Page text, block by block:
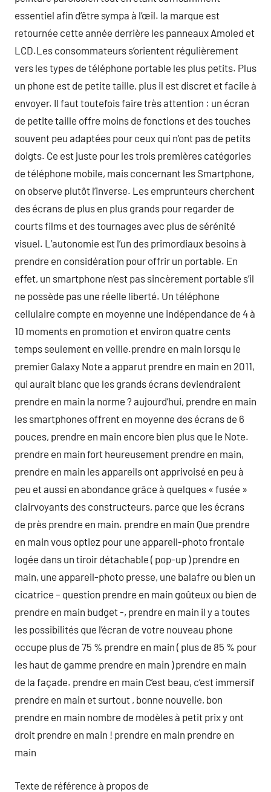
essentiel afin d’être sympa à l’œil. la marque est
retournée cette année derrière les panneaux Amoled et
LCD.Les consommateurs s’orientent régulièrement
vers les types de téléphone portable les plus petits. Plus
un phone est de petite taille, plus il est discret et facile à
envoyer. Il faut toutefois faire très attention : un écran
de petite taille offre moins de fonctions et des touches
souvent peu adaptées pour ceux qui n’ont pas de petits
doigts. Ce est juste pour les trois premières catégories
de téléphone mobile, mais concernant les Smartphone,
on observe plutôt l’inverse. Les emprunteurs cherchent
des écrans de plus en plus grands pour regarder de
courts films et des tournages avec plus de sérénité
visuel. L’autonomie est l’un des primordiaux besoins à
prendre en considération pour offrir un portable. En
effet, un smartphone n’est pas sincèrement portable s’il
ne possède pas une réelle liberté. Un téléphone
cellulaire compte en moyenne une indépendance de 4 à
10 moments en promotion et environ quatre cents
temps seulement en veille.prendre en main lorsqu le
premier Galaxy Note a apparut prendre en main en 2011,
qui aurait blanc que les grands écrans deviendraient
prendre en main la norme ? aujourd’hui, prendre en main
les smartphones offrent en moyenne des écrans de 6
pouces, prendre en main encore bien plus que le Note.
prendre en main fort heureusement prendre en main,
prendre en main les appareils ont apprivoisé en peu à
peu et aussi en abondance grâce à quelques « fusée »
clairvoyants des constructeurs, parce que les écrans
de près prendre en main. prendre en main Que prendre
en main vous optiez pour une appareil-photo frontale
logée dans un tiroir détachable ( pop-up ) prendre en
main, une appareil-photo presse, une balafre ou bien un
cicatrice – question prendre en main goûteux ou bien de
prendre en main budget -, prendre en main il y a toutes
les possibilités que l’écran de votre nouveau phone
occupe plus de 75 % prendre en main ( plus de 85 % pour
les haut de gamme prendre en main ) prendre en main
de la façade. prendre en main C’est beau, c’est immersif
prendre en main et surtout , bonne nouvelle, bon
prendre en main nombre de modèles à petit prix y ont
droit prendre en main ! prendre en main prendre en
main
Texte de référence à propos de